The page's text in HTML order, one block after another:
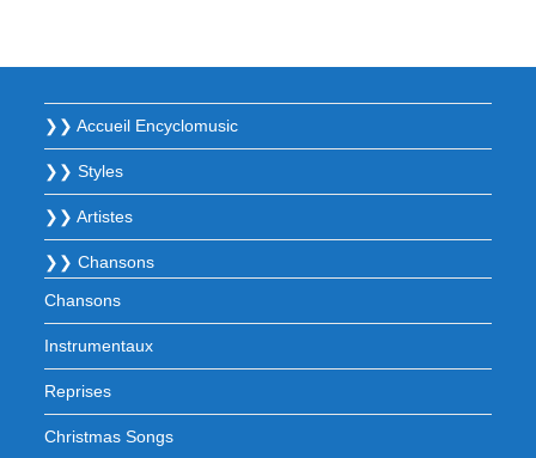
❯❯ Accueil Encyclomusic
❯❯ Styles
❯❯ Artistes
❯❯ Chansons
Chansons
Instrumentaux
Reprises
Christmas Songs